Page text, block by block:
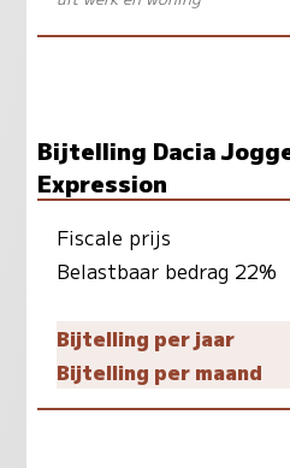
Bijtelling Dacia
Expression
Fiscale prijs
Belastbaar bedrag 22%
Bijtelling per jaar
Bijtelling per maand